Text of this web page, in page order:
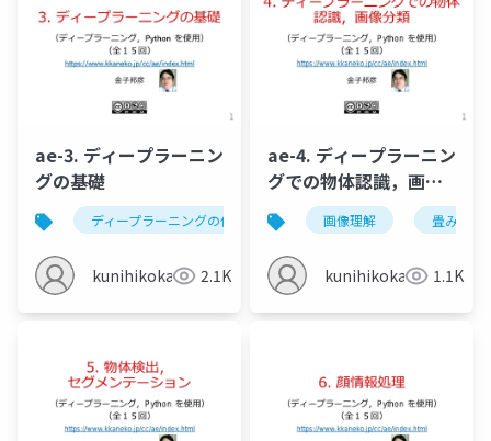
ae-3. ディープラーニン
グの基礎
ディープラーニングの仕組み ディープラーニングの歴史
kunihikokaneko2.1K
ae-4. ディープラーニン
グでの物体認識，画像
分類
画像理解 畳み込み
kunihikokaneko1.1K